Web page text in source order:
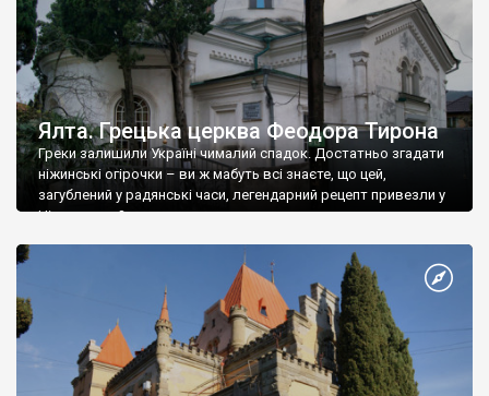
Ялта. Грецька церква Феодора Тирона
Греки залишили Україні чималий спадок. Достатньо згадати
ніжинські огірочки – ви ж мабуть всі знаєте, що цей,
загублений у радянські часи, легендарний рецепт привезли у
Ніжин греки?